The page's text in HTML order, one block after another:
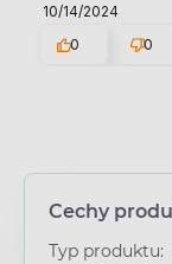
10/14/2024
0
0
Cechy
Typ produktu: